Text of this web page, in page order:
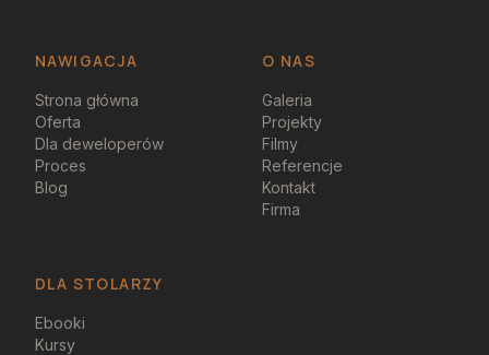
NAWIGACJA O NAS
Strona główna
Oferta
Dla deweloperów
Proces
Blog
Galeria
Projekty
Filmy
Referencje
Kontakt
Firma
DLA STOLARZY
Ebooki
Kursy